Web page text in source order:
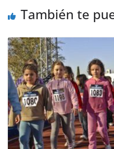
También te